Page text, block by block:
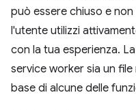
può essere chiuso e
l'utente utilizzi
con la tua esperienza.
service worker sia un
base di alcune delle